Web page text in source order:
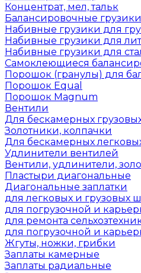
Концентрат, мел, тальк
Балансировочные грузики
Набивные грузики для
Набивные грузики для
Набивные грузики для
Самоклеющиеся
Порошок (гранулы) для
Порошок Equal
Порошок Magnum
Вентили
Для бескамерных
Золотники, колпачки
Для бескамерных
Удлинители вентилей
Вентили, удлинители,
Пластыри диагональные
Диагональные заплатки
для легковых и грузовых
для погрузочной и
для ремонта
для погрузочной и
Жгуты, ножки, грибки
Заплаты камерные
Заплаты радиальные